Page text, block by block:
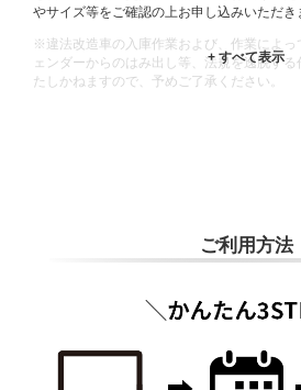
やサイズ等をご確認の上お申し込みいただき
※違法改造車の入庫作業および、作業によっ
ェンダーからのはみ出し等、法規を逸脱す
たしかねますので、予めご了承ください。
ご利用方法